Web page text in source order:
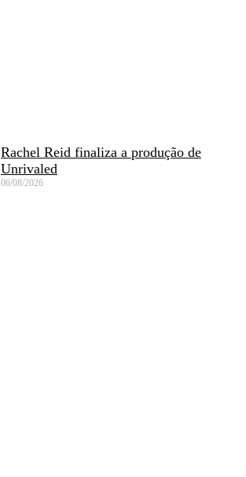
Rachel Reid finaliza a produção de
Unrivaled
06/08/2026